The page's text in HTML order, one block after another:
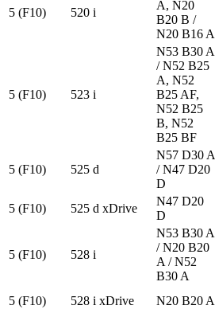
5 (F10) 520 i
A, N20
B20 B /
N20 B16 A
5 (F10) 523 i
N53 B30 A
/ N52 B25
A, N52
B25 AF,
N52 B25
B, N52
B25 BF
5 (F10) 525 d
N57 D30 A
/ N47 D20
D
5 (F10) 525 d xDrive
N47 D20
D
5 (F10) 528 i
N53 B30 A
/ N20 B20
A / N52
B30 A
5 (F10) 528 i xDrive N20 B20 A